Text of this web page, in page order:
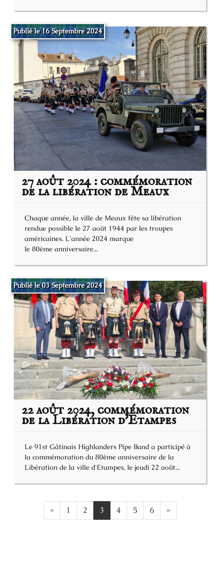
27 août 2024 : commémoration
de la libération de Meaux
Publié le 16 Septembre 2024
Chaque année, la ville de Meaux fête sa libération
rendue possible le 27 août 1944 par les troupes
américaines. L'année 2024 marque
le 80ème anniversaire...
22 août 2024, commémoration
de la Libération d'Etampes
Publié le 03 Septembre 2024
Le 91st Gâtinais Highlanders Pipe Band a participé à
la commémoration du 80ème anniversaire de la
Libération de la ville d'Etampes, le jeudi 22 août...
« 1 2 3 4 5 6 »